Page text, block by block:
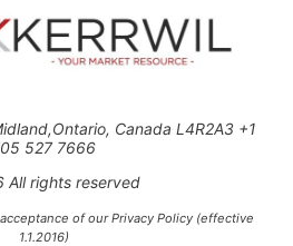
Canada L4R2A3 +1
527 7666
All rights reserved
of our Privacy Policy (effective
1.1.2016)